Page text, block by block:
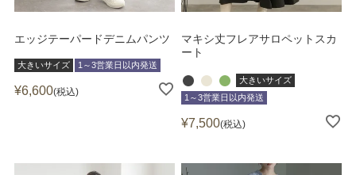
エッジテーパードデニムパンツ
大きいサイズ 1～3営業日以内発送
¥6,600 税込
マキシ丈フレアサロペットスカ
ート
大きいサイズ
1～3営業日以内発送
¥7,500 税込